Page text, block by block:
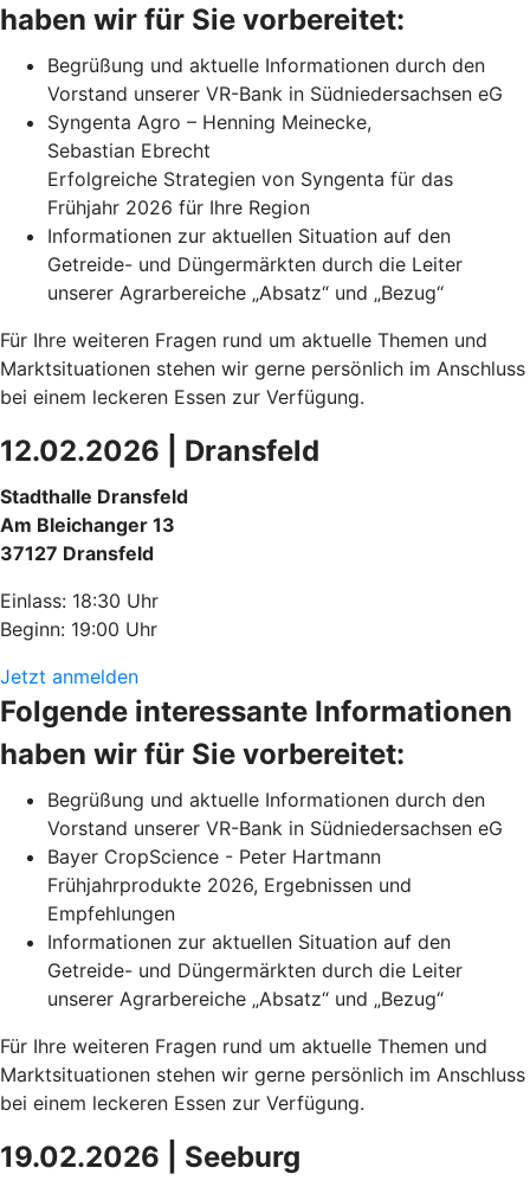
haben wir für Sie vorbereitet:
Begrüßung und aktuelle Informationen durch den
Vorstand unserer VR-Bank in Südniedersachsen eG
Syngenta Agro – Henning Meinecke,
Sebastian Ebrecht
Erfolgreiche Strategien von Syngenta für das
Frühjahr 2026 für Ihre Region
Informationen zur aktuellen Situation auf den
Getreide- und Düngermärkten durch die Leiter
unserer Agrarbereiche „Absatz“ und „Bezug“
Für Ihre weiteren Fragen rund um aktuelle Themen und
Marktsituationen stehen wir gerne persönlich im Anschluss
bei einem leckeren Essen zur Verfügung.
12.02.2026 | Dransfeld
Stadthalle Dransfeld
Am Bleichanger 13
37127 Dransfeld
Einlass: 18:30 Uhr
Beginn: 19:00 Uhr
Jetzt anmelden
Folgende interessante Informationen
haben wir für Sie vorbereitet:
Begrüßung und aktuelle Informationen durch den
Vorstand unserer VR-Bank in Südniedersachsen eG
Bayer CropScience - Peter Hartmann
Frühjahrprodukte 2026, Ergebnissen und
Empfehlungen
Informationen zur aktuellen Situation auf den
Getreide- und Düngermärkten durch die Leiter
unserer Agrarbereiche „Absatz“ und „Bezug“
Für Ihre weiteren Fragen rund um aktuelle Themen und
Marktsituationen stehen wir gerne persönlich im Anschluss
bei einem leckeren Essen zur Verfügung.
19.02.2026 | Seeburg